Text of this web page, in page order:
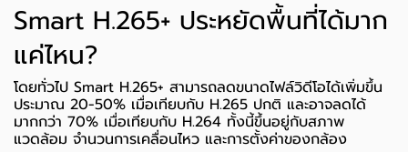
Smart H.265+ ประหยัดพื้นที่ได้มาก
แค่ไหน?
โดยทั่วไป Smart H.265+ สามารถลดขนาดไฟล์วิดีโอได้เพิ่มขึ้น
ประมาณ 20-50% เมื่อเทียบกับ H.265 ปกติ และอาจลดได้
มากกว่า 70% เมื่อเทียบกับ H.264 ทั้งนี้ขึ้นอยู่กับสภาพ
แวดล้อม จำนวนการเคลื่อนไหว และการตั้งค่าของกล้อง